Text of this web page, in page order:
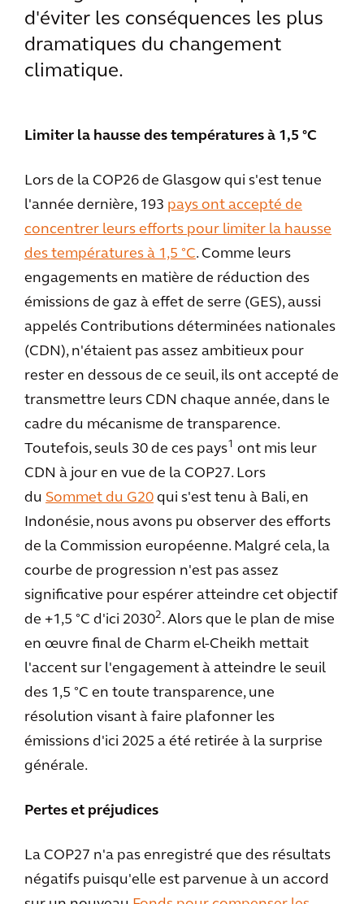
d'éviter les conséquences les plus
dramatiques du changement
climatique.
Limiter la hausse des températures à 1,5 °C
Lors de la COP26 de Glasgow qui s'est tenue
l'année dernière, 193 pays ont accepté de
concentrer leurs efforts pour limiter la hausse
des températures à 1,5 °C. Comme leurs
engagements en matière de réduction des
émissions de gaz à effet de serre (GES), aussi
appelés Contributions déterminées nationales
(CDN), n'étaient pas assez ambitieux pour
rester en dessous de ce seuil, ils ont accepté de
transmettre leurs CDN chaque année, dans le
cadre du mécanisme de transparence.
Toutefois, seuls 30 de ces pays1
ont mis leur
CDN à jour en vue de la COP27. Lors
du Sommet du G20 qui s'est tenu à Bali, en
Indonésie, nous avons pu observer des efforts
de la Commission européenne. Malgré cela, la
courbe de progression n'est pas assez
significative pour espérer atteindre cet objectif
de +1,5 °C d'ici 20302. Alors que le plan de mise
en œuvre final de Charm el-Cheikh mettait
l'accent sur l'engagement à atteindre le seuil
des 1,5 °C en toute transparence, une
résolution visant à faire plafonner les
émissions d'ici 2025 a été retirée à la surprise
générale.
Pertes et préjudices
La COP27 n'a pas enregistré que des résultats
négatifs puisqu'elle est parvenue à un accord